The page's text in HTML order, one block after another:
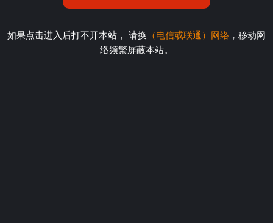
如果点击进入后打不开本站， 请换 （电信或联通）网络 ，移动网
络频繁屏蔽本站。